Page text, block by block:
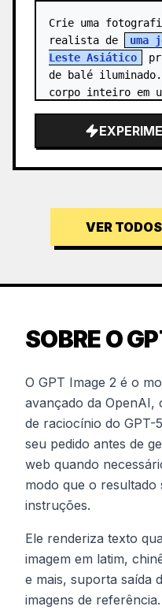
Crie uma
realista de
uma
Leste Asiático
de balé
corpo inteiro em
VER
SOBRE O
O GPT Image 2 é o
avançado da
de raciocínio do GPT-
seu pedido antes de
web quando
modo que o resultado
instruções.
Ele renderiza texto
imagem em latim,
e mais, suporta saída
imagens de